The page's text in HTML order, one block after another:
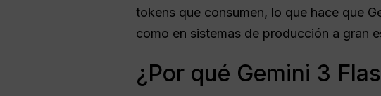
tokens que consumen, lo que hace que
como en sistemas de producción a gran
¿Por qué Gemini 3